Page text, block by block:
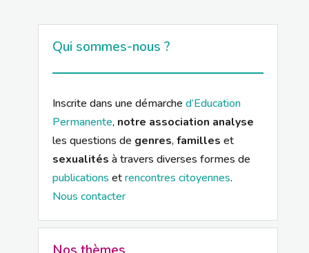
Qui sommes-nous ?
Inscrite dans une démarche d’Education
Permanente, notre association analyse
les questions de genres,familles et
sexualités à travers diverses formes de
publications etrencontres citoyennes.
Nous contacter